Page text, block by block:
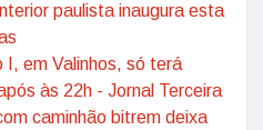
paulista inaugura esta
I, em Valinhos, só terá
às 22h - Jornal Terceira
caminhão bitrem deixa